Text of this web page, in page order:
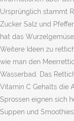
Ursprünglich stammt
Zucker Salz und
hat das
Weitere Ideen zu
wie man den
Wasserbad. Das
Vitamin C Gehalts die
Sprossen eignen sich
Suppen und